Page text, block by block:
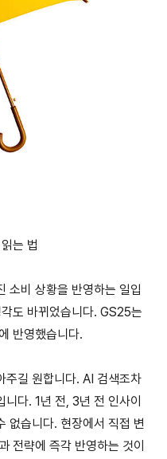
는 법
소비 상황을 반영하는 일입
도 바뀌었습니다. GS25는
반영했습니다.
주길 원합니다. AI 검색조차
다. 1년 전, 3년 전 인사이
없습니다. 현장에서 직접 변
전략에 즉각 반영하는 것이